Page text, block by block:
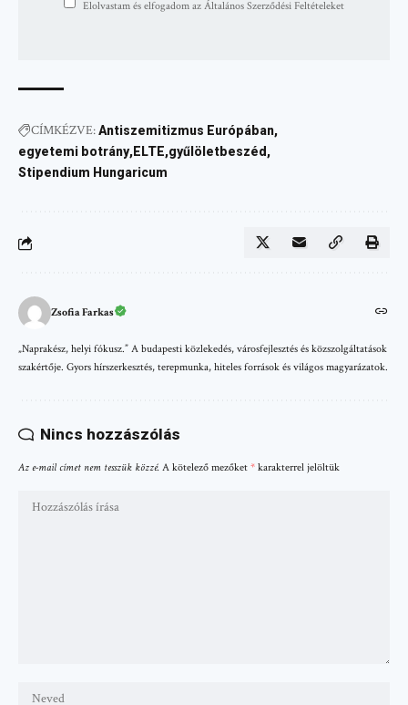
Elolvastam és elfogadom az Általános Szerződési Feltételeket
CÍMKÉZVE:Antiszemitizmus Európában
egyetemi botrány ELTE gyűlöletbeszéd
Stipendium Hungaricum
Zsofia Farkas
„Naprakész, helyi fókusz.” A budapesti közlekedés, városfejlesztés és közszolgáltatások
szakértője. Gyors hírszerkesztés, terepmunka, hiteles források és világos magyarázatok.
Nincs hozzászólás
Az e-mail címet nem tesszük közzé. A kötelező mezőket * karakterrel jelöltük